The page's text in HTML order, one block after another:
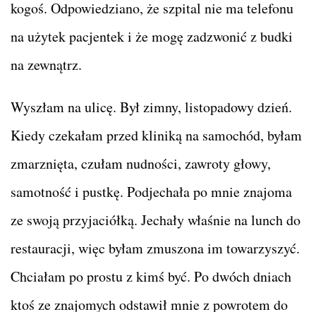
kogoś. Odpowiedziano, że szpital nie ma telefonu
na użytek pacjentek i że mogę zadzwonić z budki
na zewnątrz.
Wyszłam na ulicę. Był zimny, listopadowy dzień.
Kiedy czekałam przed kliniką na samochód, byłam
zmarznięta, czułam nudności, zawroty głowy,
samotność i pustkę. Podjechała po mnie znajoma
ze swoją przyjaciółką. Jechały właśnie na lunch do
restauracji, więc byłam zmuszona im towarzyszyć.
Chciałam po prostu z kimś być. Po dwóch dniach
ktoś ze znajomych odstawił mnie z powrotem do